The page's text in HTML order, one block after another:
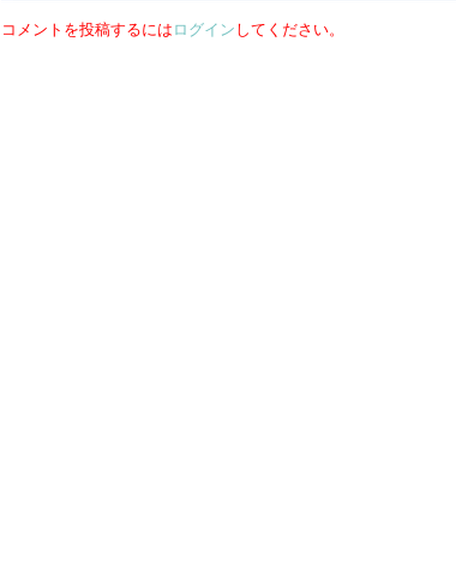
コメントを投稿するには ログイン してください。